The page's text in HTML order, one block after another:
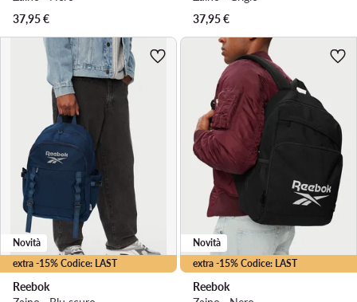
37,95€
37,95€
extra -15% Codice: LAST
Novità
Reebok
extra -15% Codice: LAST
Novità
Reebok